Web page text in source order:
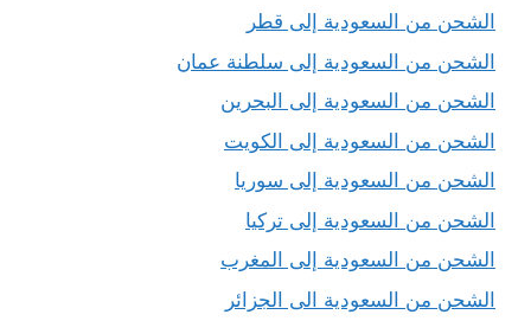
الشحن من السعودية إلى قطر
الشحن من السعودية إلى سلطنة عمان
الشحن من السعودية إلى البحرين
الشحن من السعودية إلى الكويت
الشحن من السعودية إلى سوريا
الشحن من السعودية إلى تركيا
الشحن من السعودية إلى المغرب
الشحن من السعودية الى الجزائر